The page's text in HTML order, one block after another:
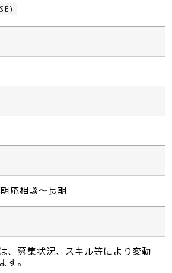
応相談〜長期
、募集状況、スキル等により変動
す。